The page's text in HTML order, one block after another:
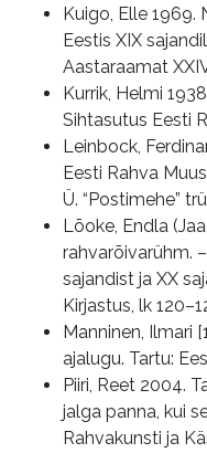
Kuigo, Elle 1969.
Eestis XIX
Aastaraamat
Kurrik, Helmi
Sihtasutus Eesti
Leinbock,
Eesti Rahva
Ü. “Postimehe”
Lõoke, Endla
rahvarõivarühm.
sajandist ja XX
Kirjastus, lk
Manninen, Ilmari
ajalugu. Tartu:
Piiri, Reet 2004.
jalga panna, kui
Rahvakunsti ja